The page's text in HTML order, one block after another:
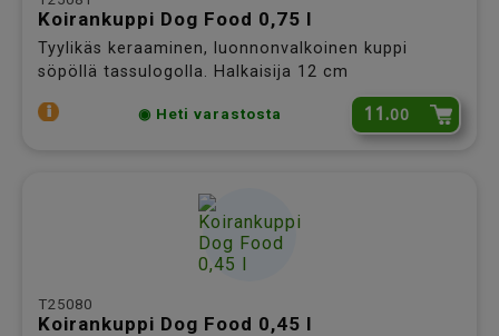
Koirankuppi Dog Food 0,75 l
Tyylikäs keraaminen, luonnonvalkoinen kuppi
söpöllä tassulogolla. Halkaisija 12 cm
◉ Heti varastosta 11.00
T25080
Koirankuppi Dog Food 0,45 l